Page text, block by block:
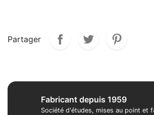
Partager
Fabricant depuis 1959
Société d'études, mises au point et